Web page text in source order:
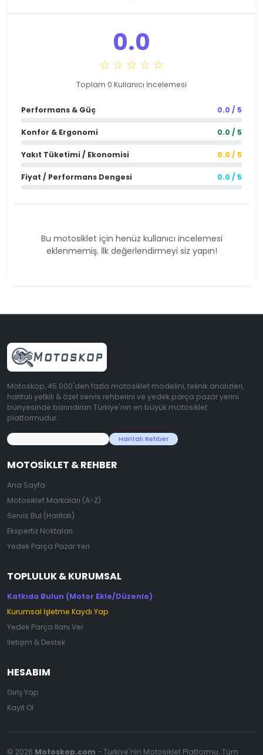
0.0
☆ ☆ ☆ ☆ ☆
Toplam 0 Kullanıcı İncelemesi
Performans & Güç 0.0 / 5
Konfor & Ergonomi 0.0 / 5
Yakıt Tüketimi / Ekonomisi 0.0 / 5
Fiyat / Performans Dengesi 0.0 / 5
Bu motosiklet için henüz kullanıcı incelemesi
eklenmemiş. İlk değerlendirmeyi siz yapın!
Motoskop, 45.000'den fazla motosiklet modelini, teknik analizleri,
haritalı yetkili & özel servis rehberini ve yedek parça pazar yerini
bünyesinde barındıran Türkiye'nin en büyük motosiklet
platformudur.
Haritalı Rehber
MOTOSIKLET & REHBER
Ana Sayfa
Motosiklet Markaları (A-Z)
Servis Bul (Haritalı)
Ekspertiz Noktaları
Yedek Parça Pazar Yeri
TOPLULUK & KURUMSAL
Katkıda Bulun (Motor Ekle/Düzenle)
Kurumsal İşletme Kaydı Yap
Yedek Parça İlanı Ver
İletişim & Destek
HESABIM
Giriş Yap
Kayıt Ol
© 2026 Motoskop.com - Türkiye'nin Motosiklet Platformu. Tüm